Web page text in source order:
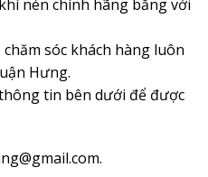
nén chính hãng bằng với
sóc khách hàng luôn
Hưng.
tin bên dưới để được